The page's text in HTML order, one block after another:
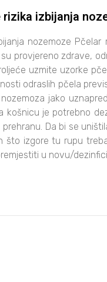
rizika izbijanja
nozemoze
provjereno zdrave,
uzmite uzorke
odraslih pčela
jako
košnicu je potrebno
Da bi se
izgore tu rupu
u novu/